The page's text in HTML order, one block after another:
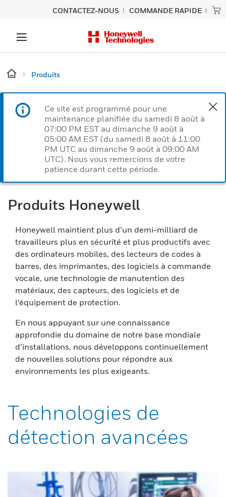
CONTACTEZ-NOUS COMMANDE RAPIDE
Produits
Ce site est programmé pour une
maintenance planifiée du samedi 8 août à
07:00 PM EST au dimanche 9 août à
05:00 AM EST (du samedi 8 août à 11:00
PM UTC au dimanche 9 août à 09:00 AM
UTC). Nous vous remercions de votre
patience durant cette période.
Produits Honeywell
Honeywell maintient plus d’un demi-milliard de
travailleurs plus en sécurité et plus productifs avec
des ordinateurs mobiles, des lecteurs de codes à
barres, des imprimantes, des logiciels à commande
vocale, une technologie de manutention des
matériaux, des capteurs, des logiciels et de
l’équipement de protection.
En nous appuyant sur une connaissance
approfondie du domaine de notre base mondiale
d’installations, nous développons continuellement
de nouvelles solutions pour répondre aux
environnements les plus exigeants.
Technologies de
détection avancées